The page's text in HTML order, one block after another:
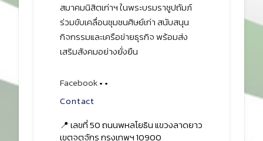
สมาคมนิสิตเก่าฯ ในพระบรมราชูปถัมภ์
ร่วมขับเคลื่อนชุมชนศิษย์เก่า สนับสนุน
กิจกรรมและเครือข่ายธุรกิจ พร้อมส่ง
เสริมสังคมอย่างยั่งยืน
Facebook• •
Contact
📍 เลขที่ 50 ถนนพหลโยธิน แขวงลาดยาว
เขตจตุจักร กรุงเทพฯ 10900